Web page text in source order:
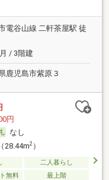
電谷山線 二軒茶屋駅 徒
/ 3階建
鹿児島市紫原３
円
なし
28.44m2）
二人暮らし
無料 最上階